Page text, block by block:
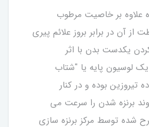
علاوه بر خاصیت مرطوب
آن در برابر بروز علائم پیری
کردن یکدست بدن با اثر
یک لوسیون پایه یا "شتاب
تیروزین بوده و در کنار
برنزه شدن را سرعت می
شده توسط مرکز برنزه سازی